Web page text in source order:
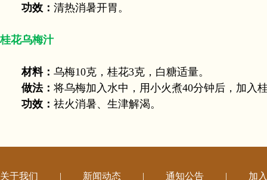
功效： 清热消暑开胃。
桂花乌梅汁
材料： 乌梅10克，桂花3克，白糖适量。
做法： 将乌梅加入水中，用小火煮40分钟后，加入
功效： 祛火消暑、生津解渴。
关于我们 | 新闻动态 | 通知公告 | 加